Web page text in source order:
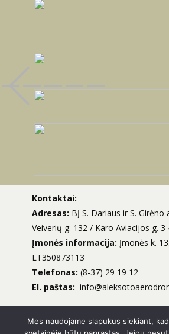
Previous
Kontaktai:
Adresas: BĮ S. Dariaus ir S.
Veiverių g. 132 / Karo Aviacijos g. 3
Įmonės informacija: Įmonės k.
LT350873113
Telefonas: (8-37) 29 19 12
El. paštas:
Mes naudojame slapukus siekiant,